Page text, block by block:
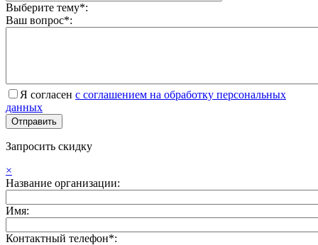
Выберите тему*:
Ваш вопрос*:
Я согласен с соглашением на обработку персональных
данных
Запросить скидку
×
Название организации:
Имя:
Контактный телефон*: